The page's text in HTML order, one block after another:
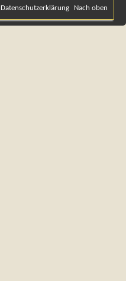
Datenschutzerklärung Nach oben